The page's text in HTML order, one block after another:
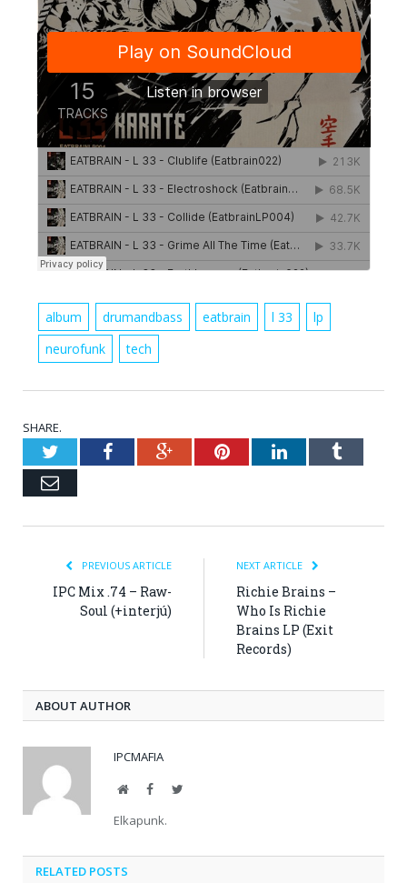
album drumandbass eatbrain l 33
lp
neurofunk
tech
SHARE.
TwitterFacebookGoogle+PinterestLinkedInTumblr
Email
PREVIOUS ARTICLE
IPC Mix .74 – Raw-
Soul (+interjú)
NEXT ARTICLE
Richie Brains –
Who Is Richie
Brains LP (Exit
Records)
ABOUT AUTHOR
IPCMAFIA
WebsiteFacebookTwitter
Elkapunk.
RELATED POSTS